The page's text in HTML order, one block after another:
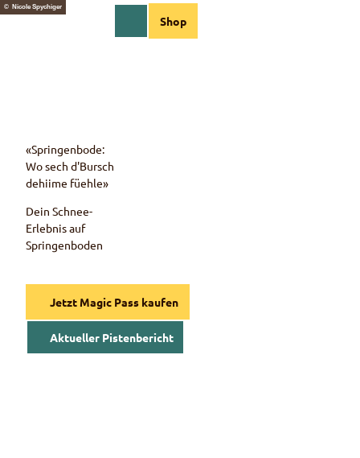
Z
Shop
© Nicole Spychiger
«Springenbode:
Wo sech d'Bursch
dehiime füehle»
Dein Schnee-
Erlebnis auf
Springenboden
Jetzt Magic Pass kaufen
Aktueller Pistenbericht